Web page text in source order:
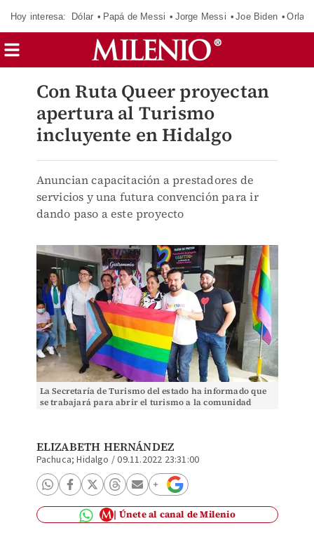
Hoy interesa: Dólar Papá de Messi Jorge Messi Joe Biden
Con Ruta Queer proyectan
apertura al Turismo
incluyente en Hidalgo
Anuncian capacitación a prestadores de
servicios y una futura convención para ir
dando paso a este proyecto
La Secretaría de Turismo del estado ha informado que
se trabajará para abrir el turismo a la comunidad
ELIZABETH HERNÁNDEZ
Pachuca; Hidalgo /09.11.2022 23:31:00
Únete al canal de Milenio